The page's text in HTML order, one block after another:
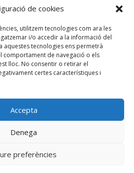
de cookies
utilitzem tecnologies com ara les
i/o accedir a la informació del
aquestes tecnologies ens permetrà
comportament de navegació o els
lloc. No consentir o retirar el
certes característiques i
Accepta
Denega
preferències
te la millor experiència a la nostra